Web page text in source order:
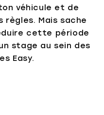
véhicule et de
Mais sache
cette période
stage au sein des
Easy.